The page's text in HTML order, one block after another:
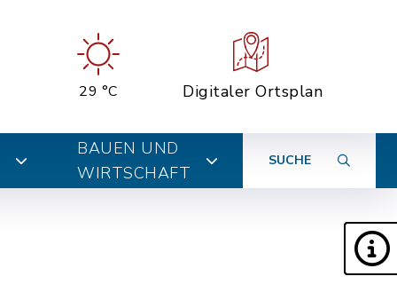
29 °C Digitaler Ortsplan
BAUEN UND
WIRTSCHAFT
SUCHE